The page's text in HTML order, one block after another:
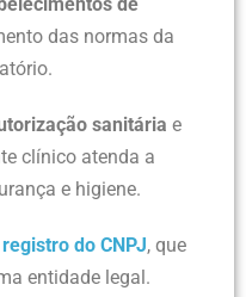
de
das normas da
sanitária e
clínico atenda a
e higiene.
registro do CNPJ, que
entidade legal.